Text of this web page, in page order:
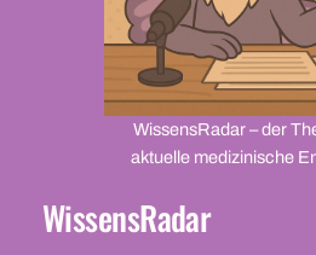
WissensRadar – der
aktuelle medizinische
WissensRadar